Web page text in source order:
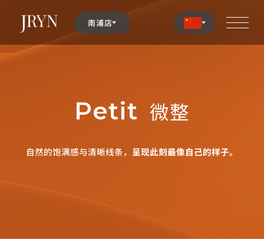
南浦店
Petit 微整
自然的饱满感与清晰线条， 呈现此刻最像自己的样子。